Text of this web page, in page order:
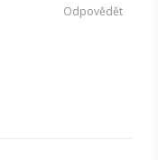
Odpovědět